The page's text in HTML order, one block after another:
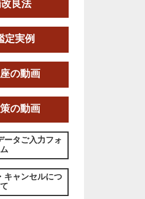
06-08
終了しました。
塾『実践的易
08-24
終了しました。
塾「実践的四
命学）講座」
05-11
良法
定実例
の動画
の動画
ータご入力フォ
キャンセルにつ